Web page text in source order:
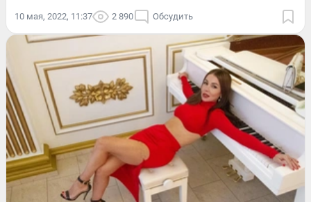
10 мая, 2022, 11:37 2 890 Обсудить